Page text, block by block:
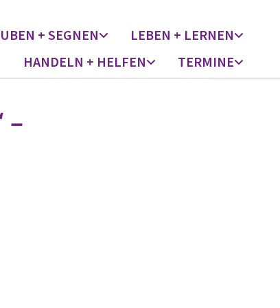
+ SEGNEN
LEBEN + LERNEN
HANDELN + HELFEN
TERMINE
–